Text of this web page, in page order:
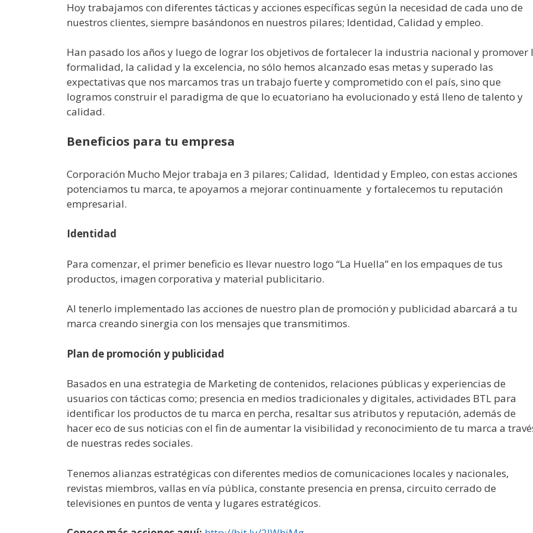
Hoy trabajamos con diferentes tácticas y acciones específicas según la necesidad de cada uno de
nuestros clientes, siempre basándonos en nuestros pilares; Identidad, Calidad y empleo.
Han pasado los años y luego de lograr los objetivos de fortalecer la industria nacional y promover
formalidad, la calidad y la excelencia, no sólo hemos alcanzado esas metas y superado las
expectativas que nos marcamos tras un trabajo fuerte y comprometido con el país, sino que
logramos construir el paradigma de que lo ecuatoriano ha evolucionado y está lleno de talento y
calidad.
Beneficios para tu empresa
Corporación Mucho Mejor trabaja en 3 pilares; Calidad, Identidad y Empleo, con estas acciones
potenciamos tu marca, te apoyamos a mejorar continuamente y fortalecemos tu reputación
empresarial.
Identidad
Para comenzar, el primer beneficio es llevar nuestro logo “La Huella” en los empaques de tus
productos, imagen corporativa y material publicitario.
Al tenerlo implementado las acciones de nuestro plan de promoción y publicidad abarcará a tu
marca creando sinergia con los mensajes que transmitimos.
Plan de promoción y publicidad
Basados en una estrategia de Marketing de contenidos, relaciones públicas y experiencias de
usuarios con tácticas como; presencia en medios tradicionales y digitales, actividades BTL para
identificar los productos de tu marca en percha, resaltar sus atributos y reputación, además de
hacer eco de sus noticias con el fin de aumentar la visibilidad y reconocimiento de tu marca a
de nuestras redes sociales.
Tenemos alianzas estratégicas con diferentes medios de comunicaciones locales y nacionales,
revistas miembros, vallas en vía pública, constante presencia en prensa, circuito cerrado de
televisiones en puntos de venta y lugares estratégicos.